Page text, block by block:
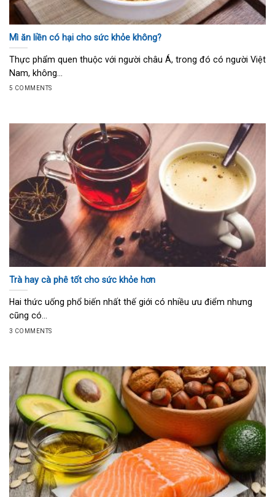
Mì ăn liền có hại cho sức khỏe không?
Thực phẩm quen thuộc với người châu Á, trong đó có người Việt
Nam, không...
5 COMMENTS
Trà hay cà phê tốt cho sức khỏe hơn
Hai thức uống phổ biến nhất thế giới có nhiều ưu điểm nhưng
cũng có...
3 COMMENTS